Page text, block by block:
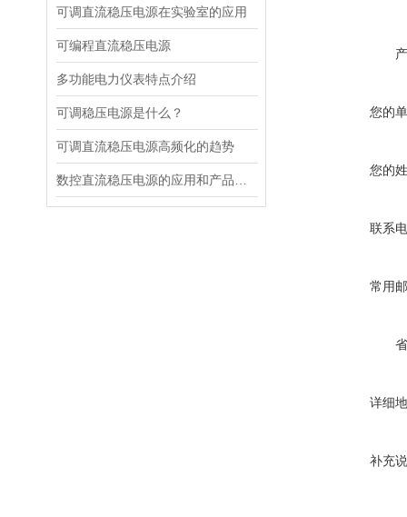
可调直流稳压电源在实验室的应用
可编程直流稳压电源
多功能电力仪表特点介绍
可调稳压电源是什么？
可调直流稳压电源高频化的趋势
您的
您的
联系
常用
详细
补充